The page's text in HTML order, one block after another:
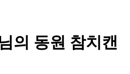
의 동원 참치캔